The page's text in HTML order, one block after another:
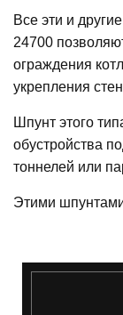
Все эти и
24700
ограждения
укрепления
Шпунт этого
обустройства
тоннелей или
Этими